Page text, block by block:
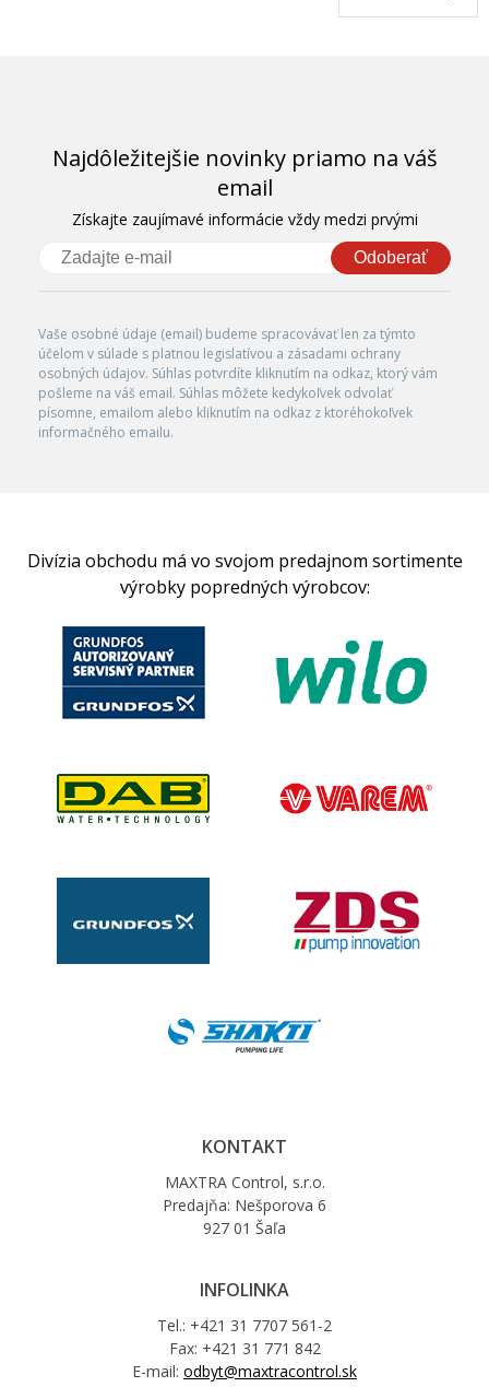
Najdôležitejšie novinky priamo na váš
email
Získajte zaujímavé informácie vždy medzi prvými
Odoberať
Vaše osobné údaje (email) budeme spracovávať len za týmto
účelom v súlade s platnou legislatívou a zásadami ochrany
osobných údajov. Súhlas potvrdíte kliknutím na odkaz, ktorý vám
pošleme na váš email. Súhlas môžete kedykoľvek odvolať
písomne, emailom alebo kliknutím na odkaz z ktoréhokoľvek
informačného emailu.
Divízia obchodu má vo svojom predajnom sortimente
výrobky popredných výrobcov:
KONTAKT
MAXTRA Control, s.r.o.
Predajňa: Nešporova 6
927 01 Šaľa
INFOLINKA
Tel.: +421 31 7707 561-2
Fax: +421 31 771 842
E-mail: odbyt@maxtracontrol.sk